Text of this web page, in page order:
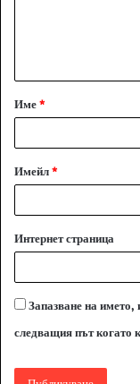
а
р
Име*
Имейл*
Интернет страница
Запазване на името,
следващия път когато